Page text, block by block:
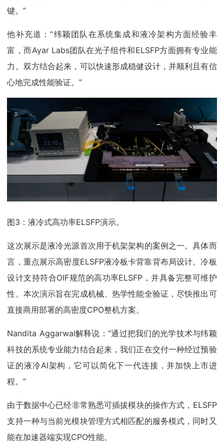
键。”
他补充道：“纬颖团队在系统集成和液冷架构方面经验丰
富，而Ayar Labs团队在光子组件和ELSFP方面拥有专业能
力。双方结合起来，可以快速形成稳健设计，并顺利且有信
心地完成性能验证。”
图3：液冷式高功率ELSFP演示。
这次展示是液冷光源首次用于机架架构的案例之一。具体而
言，重点展示高密度ELSFP液冷板卡背靠背布局设计。冷板
设计支持符合OIF规范的高功率ELSFP，并具备完整可维护
性。本次演示旨在完成机械、热学性能全验证，尽快推出可
直接商用部署的高密度CPO整机方案。
Nandita Aggarwal解释说：“通过把我们的光学技术与纬颖
科技的系统专业能力结合起来，我们正在交付一种经过预验
证的液冷AI架构，它可以简化下一代连接，并加快上市进
程。”
由于数据中心已经非常熟悉可插拔模块的操作方式，ELSFP
支持一种与当前光模块管理方式相匹配的服务模式，同时又
能在加速器端实现CPO性能。